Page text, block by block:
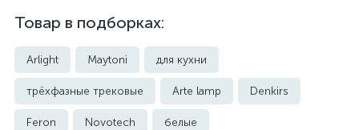
Товар в подборках:
Arlight Maytoni для кухни
трёхфазные трековые Arte lamp Denkirs
Feron Novotech белые